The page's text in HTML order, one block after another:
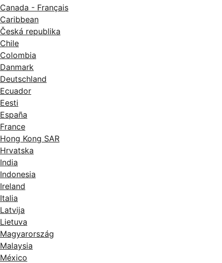
Canada - Français
Caribbean
Česká republika
Chile
Colombia
Danmark
Deutschland
Ecuador
Eesti
España
France
Hong Kong SAR
Hrvatska
India
Indonesia
Ireland
Italia
Latvija
Lietuva
Magyarország
Malaysia
México